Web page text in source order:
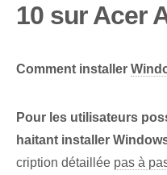
10 sur Acer
Comment installer
Pour les utilisateurs
haitant installer
cription détaillée pas à